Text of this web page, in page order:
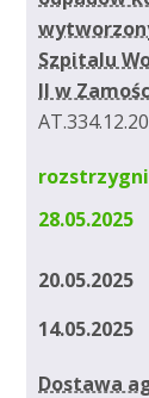
Szpitalu
II w
28.05.2025
20.05.2025
14.05.2025
Dostawa